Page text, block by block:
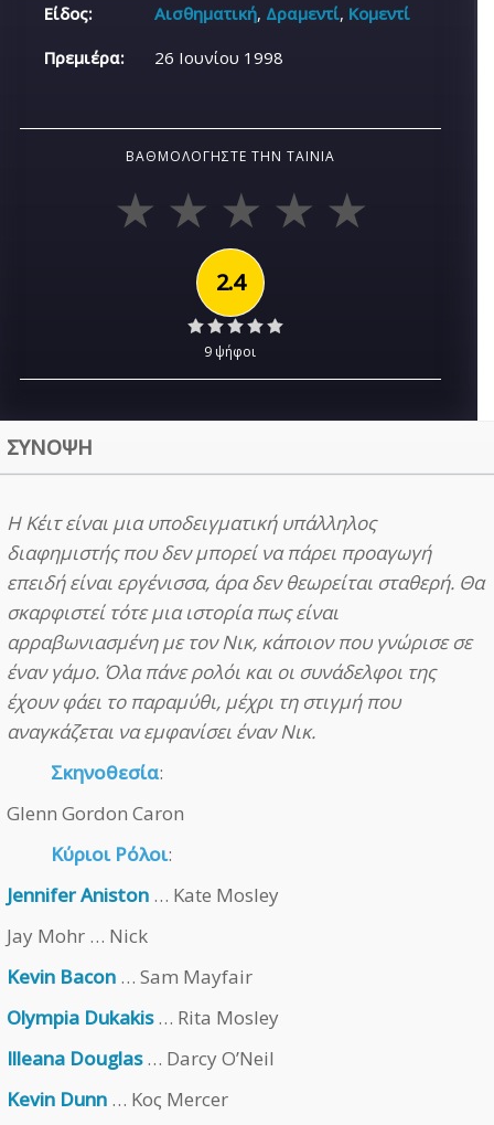
Είδος:
Αισθηματική, Δραμεντί, Κομεντί
Πρεμιέρα:
26 Ιουνίου 1998
ΒΑΘΜΟΛΟΓΉΣΤΕ ΤΗΝ ΤΑΙΝΊΑ
2.4
9 ψήφοι
ΣΥΝΟΨΗ
Η Κέιτ είναι μια υποδειγματική υπάλληλος
διαφημιστής που δεν μπορεί να πάρει προαγωγή
επειδή είναι εργένισσα, άρα δεν θεωρείται σταθερή. Θα
σκαρφιστεί τότε μια ιστορία πως είναι
αρραβωνιασμένη με τον Νικ, κάποιον που γνώρισε σε
έναν γάμο. Όλα πάνε ρολόι και οι συνάδελφοι της
έχουν φάει το παραμύθι, μέχρι τη στιγμή που
αναγκάζεται να εμφανίσει έναν Νικ.
Σκηνοθεσία:
Glenn Gordon Caron
Κύριοι Ρόλοι:
Jennifer Aniston … Kate Mosley
Jay Mohr … Nick
Kevin Bacon … Sam Mayfair
Olympia Dukakis… Rita Mosley
Illeana Douglas… Darcy O’Neil
Kevin Dunn … Κος Mercer